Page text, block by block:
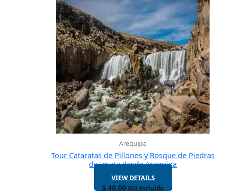
Arequipa
Tour Cataratas de Pillones y Bosque de Piedras
de Imata desde Arequipa
VIEW DETAILS
$ 40.00 IGV Incluido